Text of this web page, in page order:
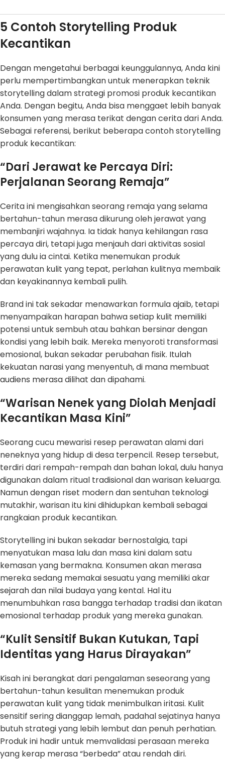
5 Contoh Storytelling Produk
Kecantikan
Dengan mengetahui berbagai keunggulannya, Anda kini
perlu mempertimbangkan untuk menerapkan teknik
storytelling dalam strategi promosi produk kecantikan
Anda. Dengan begitu, Anda bisa menggaet lebih banyak
konsumen yang merasa terikat dengan cerita dari Anda.
Sebagai referensi, berikut beberapa contoh storytelling
produk kecantikan:
“Dari Jerawat ke Percaya Diri:
Perjalanan Seorang Remaja”
Cerita ini mengisahkan seorang remaja yang selama
bertahun-tahun merasa dikurung oleh jerawat yang
membanjiri wajahnya. Ia tidak hanya kehilangan rasa
percaya diri, tetapi juga menjauh dari aktivitas sosial
yang dulu ia cintai. Ketika menemukan produk
perawatan kulit yang tepat, perlahan kulitnya membaik
dan keyakinannya kembali pulih.
Brand ini tak sekadar menawarkan formula ajaib, tetapi
menyampaikan harapan bahwa setiap kulit memiliki
potensi untuk sembuh atau bahkan bersinar dengan
kondisi yang lebih baik. Mereka menyoroti transformasi
emosional, bukan sekadar perubahan fisik. Itulah
kekuatan narasi yang menyentuh, di mana membuat
audiens merasa dilihat dan dipahami.
“Warisan Nenek yang Diolah Menjadi
Kecantikan Masa Kini”
Seorang cucu mewarisi resep perawatan alami dari
neneknya yang hidup di desa terpencil. Resep tersebut,
terdiri dari rempah-rempah dan bahan lokal, dulu hanya
digunakan dalam ritual tradisional dan warisan keluarga.
Namun dengan riset modern dan sentuhan teknologi
mutakhir, warisan itu kini dihidupkan kembali sebagai
rangkaian produk kecantikan.
Storytelling ini bukan sekadar bernostalgia, tapi
menyatukan masa lalu dan masa kini dalam satu
kemasan yang bermakna. Konsumen akan merasa
mereka sedang memakai sesuatu yang memiliki akar
sejarah dan nilai budaya yang kental. Hal itu
menumbuhkan rasa bangga terhadap tradisi dan ikatan
emosional terhadap produk yang mereka gunakan.
“Kulit Sensitif Bukan Kutukan, Tapi
Identitas yang Harus Dirayakan”
Kisah ini berangkat dari pengalaman seseorang yang
bertahun-tahun kesulitan menemukan produk
perawatan kulit yang tidak menimbulkan iritasi. Kulit
sensitif sering dianggap lemah, padahal sejatinya hanya
butuh strategi yang lebih lembut dan penuh perhatian.
Produk ini hadir untuk memvalidasi perasaan mereka
yang kerap merasa “berbeda” atau rendah diri.